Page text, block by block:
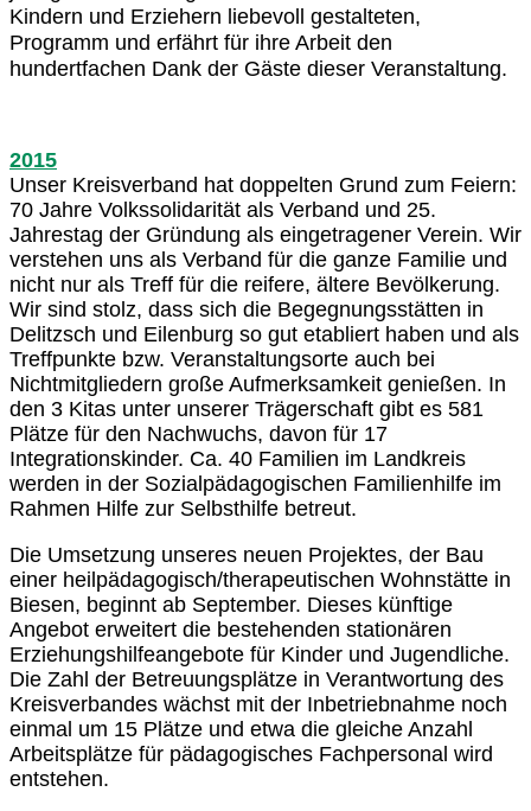
Kindern und Erziehern liebevoll gestalteten,
Programm und erfährt für ihre Arbeit den
hundertfachen Dank der Gäste dieser Veranstaltung.
2015
Unser Kreisverband hat doppelten Grund zum Feiern:
70 Jahre Volkssolidarität als Verband und 25.
Jahrestag der Gründung als eingetragener Verein. Wir
verstehen uns als Verband für die ganze Familie und
nicht nur als Treff für die reifere, ältere Bevölkerung.
Wir sind stolz, dass sich die Begegnungsstätten in
Delitzsch und Eilenburg so gut etabliert haben und als
Treffpunkte bzw. Veranstaltungsorte auch bei
Nichtmitgliedern große Aufmerksamkeit genießen. In
den 3 Kitas unter unserer Trägerschaft gibt es 581
Plätze für den Nachwuchs, davon für 17
Integrationskinder. Ca. 40 Familien im Landkreis
werden in der Sozialpädagogischen Familienhilfe im
Rahmen Hilfe zur Selbsthilfe betreut.
Die Umsetzung unseres neuen Projektes, der Bau
einer heilpädagogisch/therapeutischen Wohnstätte in
Biesen, beginnt ab September. Dieses künftige
Angebot erweitert die bestehenden stationären
Erziehungshilfeangebote für Kinder und Jugendliche.
Die Zahl der Betreuungsplätze in Verantwortung des
Kreisverbandes wächst mit der Inbetriebnahme noch
einmal um 15 Plätze und etwa die gleiche Anzahl
Arbeitsplätze für pädagogisches Fachpersonal wird
entstehen.